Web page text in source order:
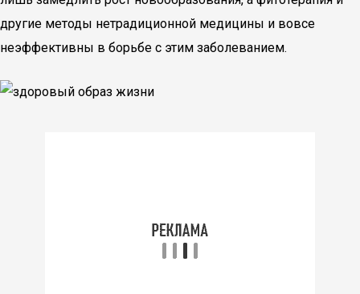
другие методы нетрадиционной медицины и вовсе
неэффективны в борьбе с этим заболеванием.